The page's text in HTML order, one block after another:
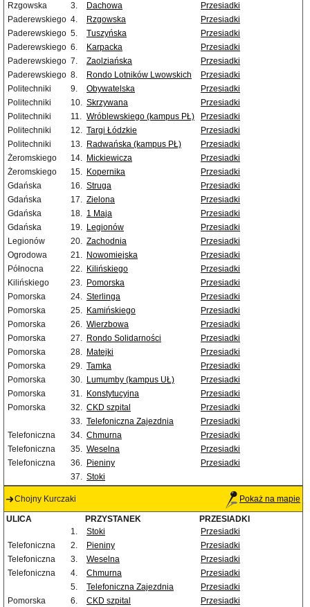
Rzgowska
3. Dachowa
Przesiadki
Paderewskiego 4. Rzgowska
Przesiadki
Paderewskiego 5. Tuszyńska
Przesiadki
Paderewskiego 6. Karpacka
Przesiadki
Paderewskiego 7. Zaolziańska
Przesiadki
Paderewskiego 8. Rondo Lotników Lwowskich
Przesiadki
Politechniki
9. Obywatelska
Przesiadki
Politechniki
10. Skrzywana
Przesiadki
Politechniki
11. Wróblewskiego (kampus PŁ)
Przesiadki
Politechniki
12. Targi Łódzkie
Przesiadki
Politechniki
13. Radwańska (kampus PŁ)
Przesiadki
Żeromskiego
14. Mickiewicza
Przesiadki
Żeromskiego
15. Kopernika
Przesiadki
Gdańska
16. Struga
Przesiadki
Gdańska
17. Zielona
Przesiadki
Gdańska
18. 1 Maja
Przesiadki
Gdańska
19. Legionów
Przesiadki
Legionów
20. Zachodnia
Przesiadki
Ogrodowa
21. Nowomiejska
Przesiadki
Północna
22. Kilińskiego
Przesiadki
Kilińskiego
23. Pomorska
Przesiadki
Pomorska
24. Sterlinga
Przesiadki
Pomorska
25. Kamińskiego
Przesiadki
Pomorska
26. Wierzbowa
Przesiadki
Pomorska
27. Rondo Solidarności
Przesiadki
Pomorska
28. Matejki
Przesiadki
Pomorska
29. Tamka
Przesiadki
Pomorska
30. Lumumby (kampus UŁ)
Przesiadki
Pomorska
31. Konstytucyjna
Przesiadki
Pomorska
32. CKD szpital
Przesiadki
33. Telefoniczna Zajezdnia
Przesiadki
Telefoniczna
34. Chmurna
Przesiadki
Telefoniczna
35. Weselna
Przesiadki
Telefoniczna
36. Pieniny
Przesiadki
37. Stoki
Chojny Kurczaki Pokaż na mapie
ULICA PRZYSTANEK
PRZESIADKI
1.
Stoki
Przesiadki
Telefoniczna
2. Pieniny
Przesiadki
Telefoniczna
3. Weselna
Przesiadki
Telefoniczna
4. Chmurna
Przesiadki
5.
Telefoniczna Zajezdnia
Przesiadki
Pomorska
6. CKD szpital
Przesiadki